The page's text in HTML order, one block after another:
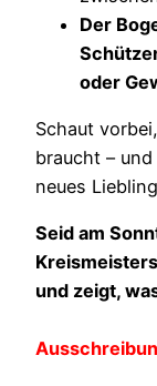
Der
oder
Schaut
braucht –
neues
Seid am
und zeigt,